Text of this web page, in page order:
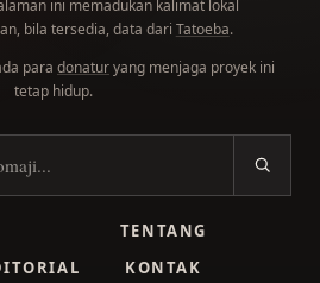
ini memadukan kalimat lokal
bila tersedia, data dari Tatoeba.
para donaturyang menjaga proyek ini
tetap hidup.
TENTANG
KONTAK